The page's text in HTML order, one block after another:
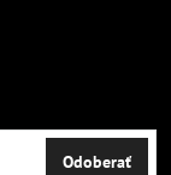
Odoberať